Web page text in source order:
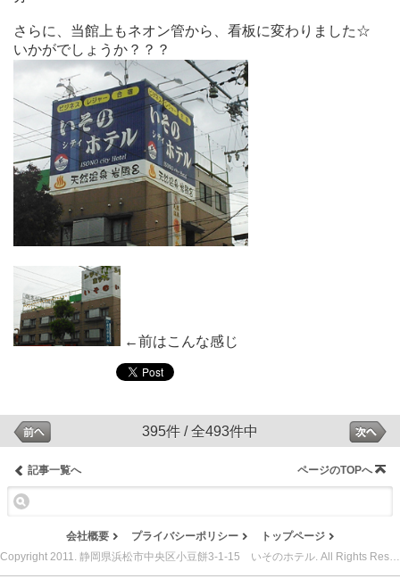
さらに、当館上もネオン管から、看板に変わりました☆
いかがでしょうか？？？
←前はこんな感じ
395件 / 全493件中
記事一覧へ ページのTOPへ
会社概要 プライバシーポリシー
トップページ
Copyright 2011. 静岡県浜松市中央区小豆餅3-1-15 いそのホテル. All Rights Reserved.